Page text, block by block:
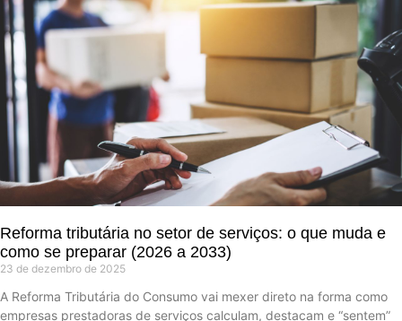
Reforma tributária no setor de serviços: o que muda e
como se preparar (2026 a 2033)
23 de dezembro de 2025
A Reforma Tributária do Consumo vai mexer direto na forma como
empresas prestadoras de serviços calculam, destacam e “sentem”